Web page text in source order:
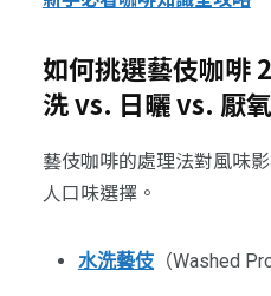
如何挑選藝伎咖啡
洗 vs. 日曬 vs. 厭氧
藝伎咖啡的處理法對風味
人口味選擇。
水洗藝伎（Washed